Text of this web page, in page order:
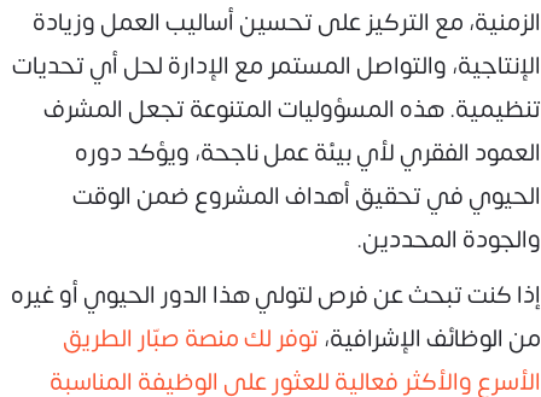
الزمنية، مع التركيز على تحسين أساليب العمل وزيادة
الإنتاجية، والتواصل المستمر مع الإدارة لحل أي تحديات
تنظيمية. هذه المسؤوليات المتنوعة تجعل المشرف
العمود الفقري لأي بيئة عمل ناجحة، ويؤكد دوره
الحيوي في تحقيق أهداف المشروع ضمن الوقت
والجودة المحددين.
إذا كنت تبحث عن فرص لتولي هذا الدور الحيوي أو غيره
من الوظائف الإشرافية،توفر لك منصة صبّار الطريق
الأسرع والأكثر فعالية للعثور على الوظيفة المناسبة